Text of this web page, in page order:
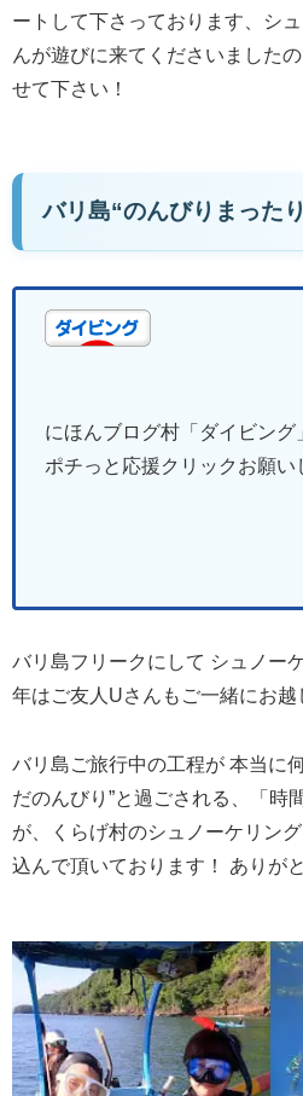
ートして下さっております、シ
んが遊びに来てくださいました
せて下さい！
バリ島“のんびりまった
にほんブログ村「ダイビング
ポチっと応援クリックお願い
バリ島フリークにして シュノー
年はご友人Uさんもご一緒にお
バリ島ご旅行中の工程が 本当に
だのんびり”と過ごされる、「時
が、くらげ村のシュノーケリン
込んで頂いております！ ありが